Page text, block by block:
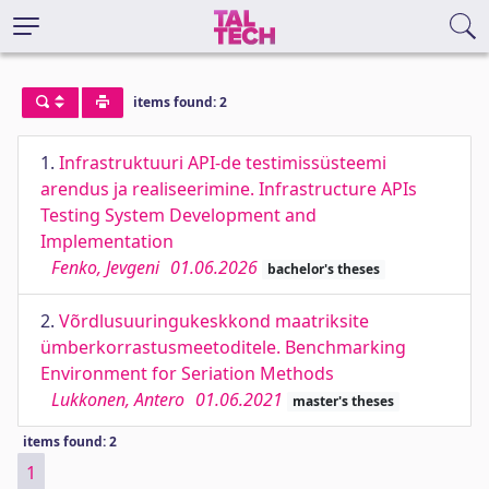
items found: 2
1. Infrastruktuuri API-de testimissüsteemi
arendus ja realiseerimine. Infrastructure APIs
Testing System Development and
Implementation
Fenko, Jevgeni 01.06.2026 bachelor's theses
2. Võrdlusuuringukeskkond maatriksite
ümberkorrastusmeetoditele. Benchmarking
Environment for Seriation Methods
Lukkonen, Antero 01.06.2021 master's theses
items found: 2
1